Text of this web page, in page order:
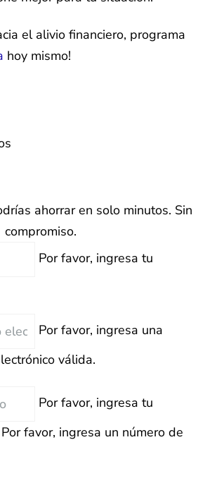
el alivio financiero, programa
hoy mismo!
ahorrar en solo minutos. Sin
compromiso.
Por favor, ingresa tu
Por favor, ingresa una
válida.
Por favor, ingresa tu
Por favor, ingresa un número de